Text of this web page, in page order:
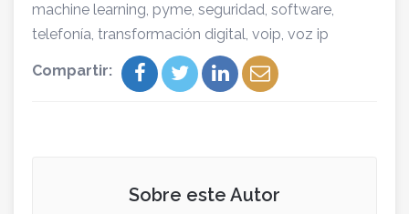
machine learning, pyme, seguridad, software,
telefonía, transformación digital, voip, voz ip
Compartir:
Sobre este Autor